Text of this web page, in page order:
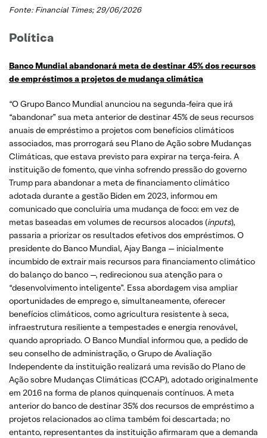
Fonte: Financial Times; 29/06/2026
Política
Banco Mundial abandonará meta de destinar 45% dos recursos
de empréstimos a projetos de mudança climática
“O Grupo Banco Mundial anunciou na segunda-feira que irá
“abandonar” sua meta anterior de destinar 45% de seus recursos
anuais de empréstimo a projetos com benefícios climáticos
associados, mas prorrogará seu Plano de Ação sobre Mudanças
Climáticas, que estava previsto para expirar na terça-feira. A
instituição de fomento, que vinha sofrendo pressão do governo
Trump para abandonar a meta de financiamento climático
adotada durante a gestão Biden em 2023, informou em
comunicado que concluiria uma mudança de foco: em vez de
metas baseadas em volumes de recursos alocados (inputs),
passaria a priorizar os resultados efetivos dos empréstimos. O
presidente do Banco Mundial, Ajay Banga — inicialmente
incumbido de extrair mais recursos para financiamento climático
do balanço do banco —, redirecionou sua atenção para o
“desenvolvimento inteligente”. Essa abordagem visa ampliar
oportunidades de emprego e, simultaneamente, oferecer
benefícios climáticos, como agricultura resistente à seca,
infraestrutura resiliente a tempestades e energia renovável,
quando apropriado. O Banco Mundial informou que, a pedido de
seu conselho de administração, o Grupo de Avaliação
Independente da instituição realizará uma revisão do Plano de
Ação sobre Mudanças Climáticas (CCAP), adotado originalmente
em 2016 na forma de planos quinquenais contínuos. A meta
anterior do banco de destinar 35% dos recursos de empréstimo a
projetos relacionados ao clima também foi descartada; no
entanto, representantes da instituição afirmaram que a demanda